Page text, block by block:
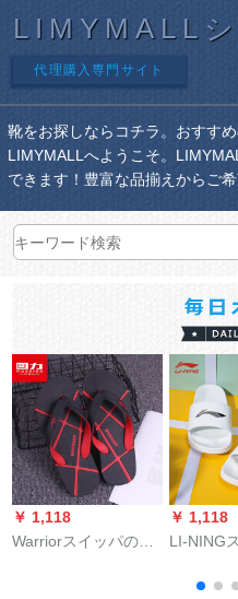
LIMYMALL
代理購入専門サイト
靴をお探しならコチラ。おすす
LIMYMALLへようこそ。
できます！豊富な品揃えからご
￥ 1,118
Warriorスイッパの人
￥ 1,118
LI-NING
ムジュル